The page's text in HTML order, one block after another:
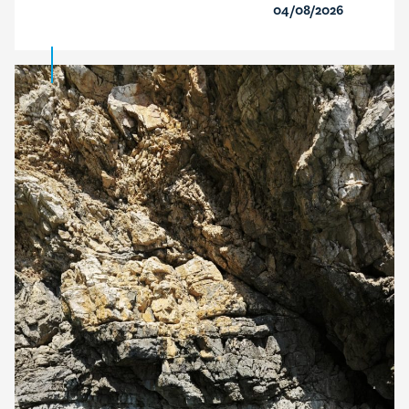
04/08/2026